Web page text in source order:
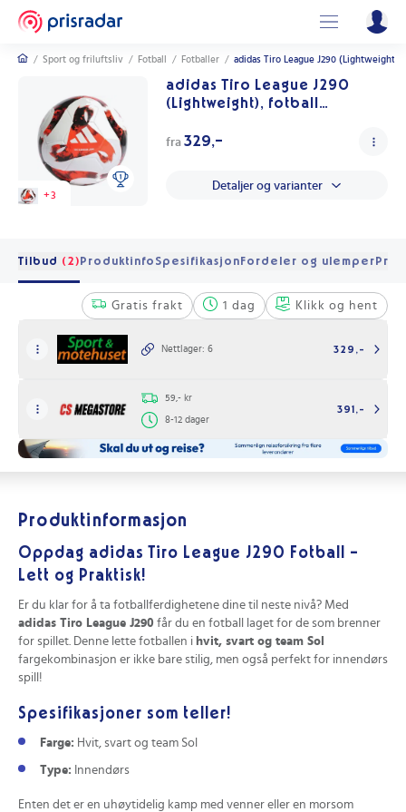
/ Sport og friluftsliv / Fotball / Fotballer / adidas Tiro League J290
+3
adidas Tiro League J290
(Lightweight), fotball
fra 329,-
Detaljer og varianter
Tilbud (2)Produktinfo SpesifikasjonFordeler og ulemperPris
Gratis frakt 1 dag Klikk og hent
Nettlager: 6 329,-
59,- kr
8-12 dager
391,-
Produktinformasjon
Oppdag adidas Tiro League J290 Fotball -
Lett og Praktisk!
Er du klar for å ta fotballferdighetene dine til neste nivå? Med
adidas Tiro League J290 får du en fotball laget for de som brenner
for spillet. Denne lette fotballen i hvit, svart og team Sol
fargekombinasjon er ikke bare stilig, men også perfekt for innendørs
spill!
Spesifikasjoner som teller!
Farge: Hvit, svart og team Sol
Type: Innendørs
Enten det er en uhøytidelig kamp med venner eller en morsom